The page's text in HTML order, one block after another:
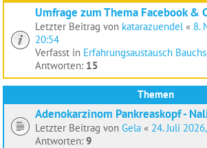
Umfrage zum Thema Facebook &
Letzter Beitrag von katarazuendel « 8.
20:54
Verfasst in Erfahrungsaustausch
Antworten: 15
Themen
Adenokarzinom Pankreaskopf -
Letzter Beitrag von Gela « 24. Juli
Antworten: 9